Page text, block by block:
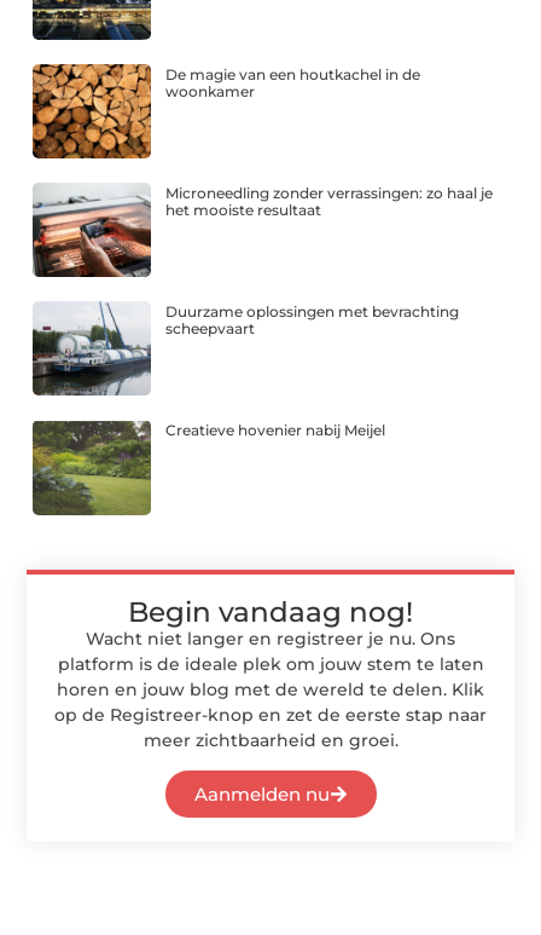
De magie van een houtkachel in de
woonkamer
Microneedling zonder verrassingen: zo haal je
het mooiste resultaat
Duurzame oplossingen met bevrachting
scheepvaart
Creatieve hovenier nabij Meijel
Begin vandaag nog!
Wacht niet langer en registreer je nu. Ons
platform is de ideale plek om jouw stem te laten
horen en jouw blog met de wereld te delen. Klik
op de Registreer-knop en zet de eerste stap naar
meer zichtbaarheid en groei.
Aanmelden nu